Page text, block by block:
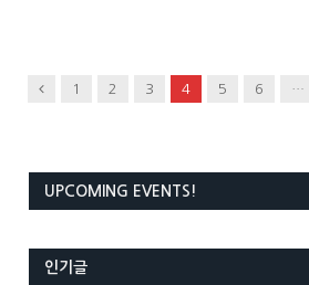
Previous
1 2 3 4 5 6 …
UPCOMING EVENTS!
인기글